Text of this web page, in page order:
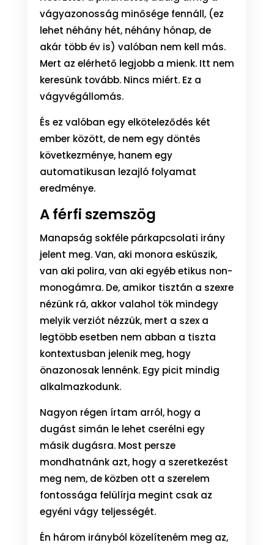
vágyazonosság minősége fennáll, (ez
lehet néhány hét, néhány hónap, de
akár több év is) valóban nem kell más.
Mert az elérhető legjobb a mienk. Itt nem
keresünk tovább. Nincs miért. Ez a
vágyvégállomás.
És ez valóban egy elköteleződés két
ember között, de nem egy döntés
következménye, hanem egy
automatikusan lezajló folyamat
eredménye.
A férfi szemszög
Manapság sokféle párkapcsolati irány
jelent meg. Van, aki monora esküszik,
van aki polira, van aki egyéb etikus non-
monogámra. De, amikor tisztán a szexre
nézünk rá, akkor valahol tök mindegy
melyik verziót nézzük, mert a szex a
legtöbb esetben nem abban a tiszta
kontextusban jelenik meg, hogy
önazonosak lennénk. Egy picit mindig
alkalmazkodunk.
Nagyon régen írtam arról, hogy a
dugást simán le lehet cserélni egy
másik dugásra. Most persze
mondhatnánk azt, hogy a szeretkezést
meg nem, de közben ott a szerelem
fontossága felülírja megint csak az
egyéni vágy teljességét.
Én három irányból közelíteném meg az,